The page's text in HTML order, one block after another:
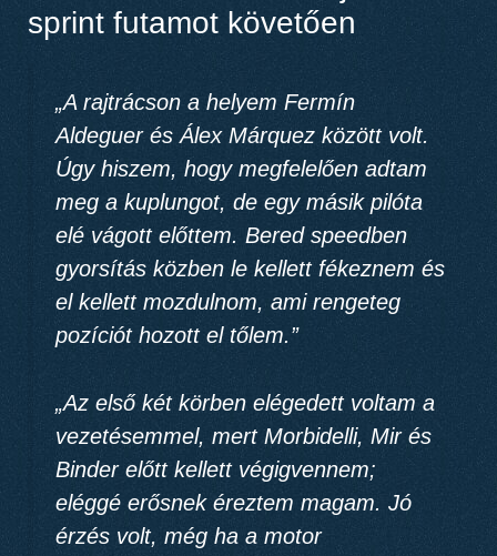
sprint futamot követően
„A rajtrácson a helyem Fermín
Aldeguer és Álex Márquez között volt.
Úgy hiszem, hogy megfelelően adtam
meg a kuplungot, de egy másik pilóta
elé vágott előttem. Bered speedben
gyorsítás közben le kellett fékeznem és
el kellett mozdulnom, ami rengeteg
pozíciót hozott el tőlem.”
„Az első két körben elégedett voltam a
vezetésemmel, mert Morbidelli, Mir és
Binder előtt kellett végigvennem;
eléggé erősnek éreztem magam. Jó
érzés volt, még ha a motor